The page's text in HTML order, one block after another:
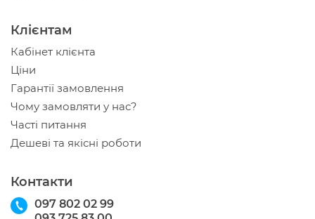
Клієнтам
Кабінет клієнта
Ціни
Гарантії замовлення
Чому замовляти у нас?
Часті питання
Дешеві та якісні роботи
Контакти
097 802 02 99